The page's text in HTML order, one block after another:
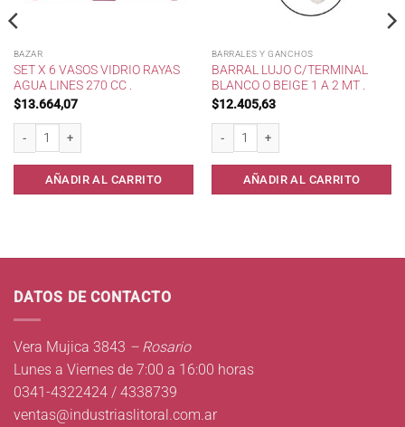
BAZAR
SET X 6 VASOS VIDRIO RAYAS
AGUA LINES 270 CC .
$13.664,07
AÑADIR AL CARRITO
BARRALES Y GANCHOS
BARRAL LUJO C/TERMINAL
BLANCO O BEIGE 1 A 2 MT .
$12.405,63
AÑADIR AL CARRITO
DATOS DE CONTACTO
Vera Mujica 3843 – Rosario
Lunes a Viernes de 7:00 a 16:00 horas
0341-4322424 / 4338739
ventas@industriaslitoral.com.ar